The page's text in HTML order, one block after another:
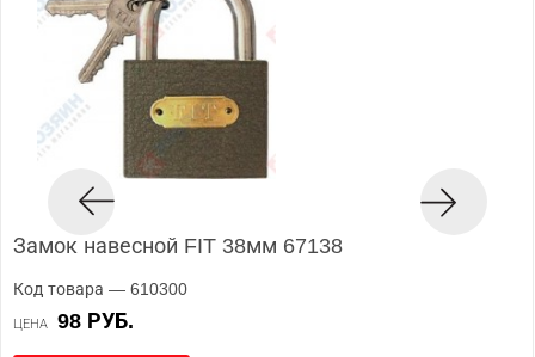
Замок навесной FIT 38мм 67138
Код товара — 610300
ЦЕНА 98 РУБ.